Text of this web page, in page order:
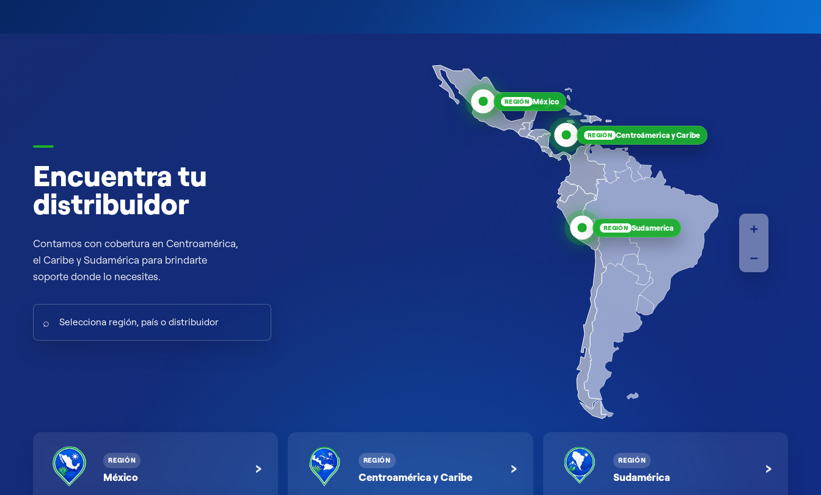
Encuentra tu
distribuidor
Contamos con cobertura en Centroamérica,
el Caribe y Sudamérica para brindarte
soporte donde lo necesites.
⌕
REGIÓN México
REGIÓN Centroámerica y Caribe
REGIÓN Sudamerica
+
−
REGIÓN
México
› REGIÓN
Centroamérica y Caribe
› REGIÓN
Sudamérica
›